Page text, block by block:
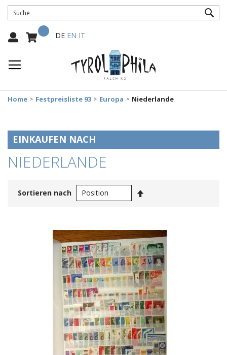
Mein Warenkorb
Select
DE EN IT
Home Festpreisliste 93 Europa Niederlande
NIEDERLANDE
Sortieren nach
EINKAUFEN NACH